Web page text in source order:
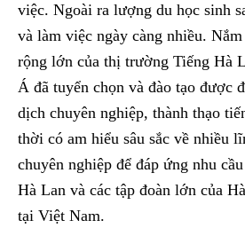
việc. Ngoài ra lượng du học sinh
và làm việc ngày càng nhiều.
rộng lớn của thị trường Tiếng Hà
Á đã tuyển chọn và đào tạo được
dịch chuyên nghiệp, thành thạo
thời có am hiểu sâu sắc về nhiều
chuyên nghiệp để đáp ứng nhu
Hà Lan và các tập đoàn lớn của
tại Việt Nam.